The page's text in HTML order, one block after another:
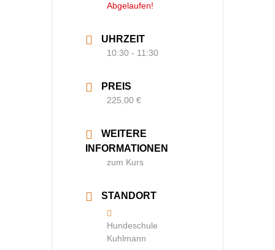
Abgelaufen!
UHRZEIT
10:30 - 11:30
PREIS
225,00 €
WEITERE
INFORMATIONEN
zum Kurs
STANDORT
Hundeschule
Kuhlmann